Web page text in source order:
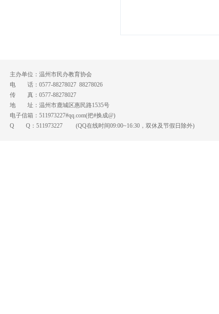
主办单位：温州市民办教育协会
电 话：0577-88278027 88278026
传 真：0577-88278027
地 址：温州市鹿城区惠民路1535号
电子信箱：511973227#qq.com(把#换成@)
Q Q： 511973227 (QQ在线时间09:00~16:30，双休及节假日除外)